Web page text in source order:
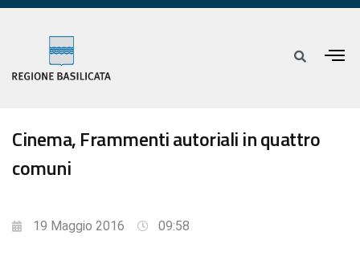
Cinema, Frammenti autoriali in quattro
comuni
19 Maggio 2016 09:58